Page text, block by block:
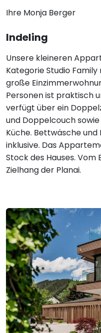
Ihre Monja Berger
Indeling
Unsere kleineren
Kategorie Studio Family
große
Personen ist praktisch
verfügt über ein
und Doppelcouch
Küche. Bettwäsche
inklusive. Das
Stock des Hauses. Vom
Zielhang der Planai.